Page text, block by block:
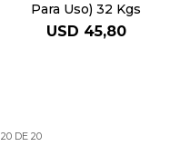
Para Uso) 32 Kgs
USD 45,80
20DE 20